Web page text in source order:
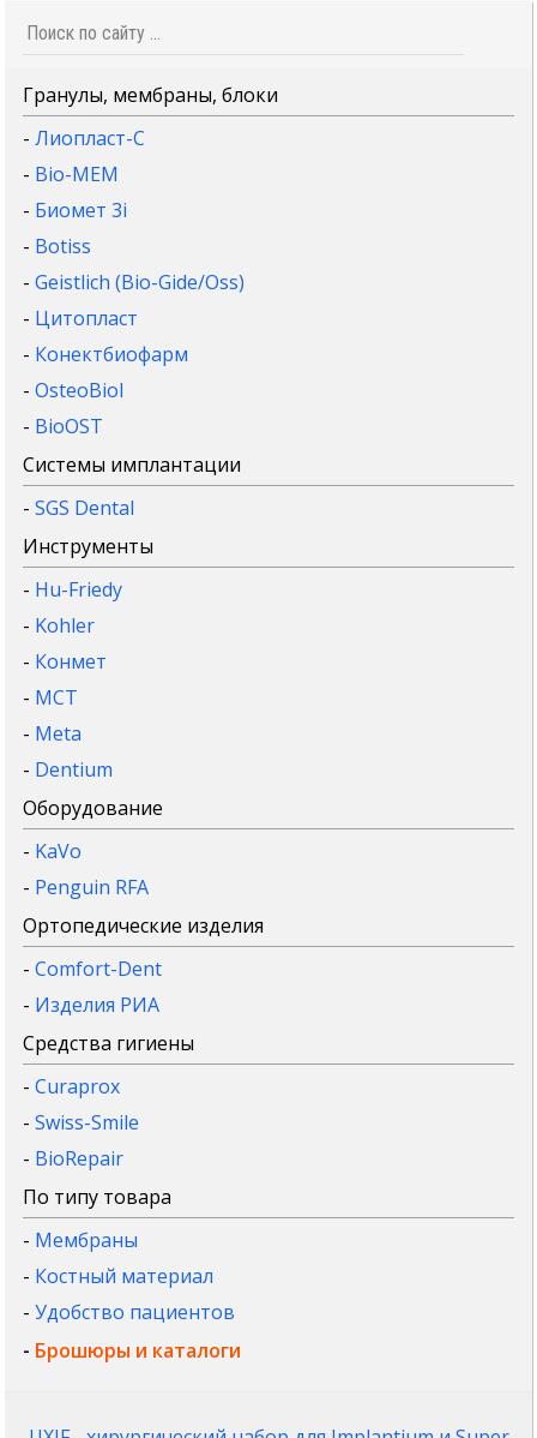
Гранулы, мембраны, блоки
-Лиопласт-С
- Bio-MEM
- Биомет 3i
- Botiss
-Geistlich (Bio-Gide/Oss)
- Цитопласт
- Конектбиофарм
-OsteoBiol
- BioOST
Системы имплантации
-SGS Dental
Инструменты
- Hu-Friedy
- Kohler
- Конмет
- MCT
- Meta
- Dentium
Оборудование
- KaVo
- Penguin RFA
Ортопедические изделия
-Comfort-Dent
- Изделия РИА
Средства гигиены
-Curaprox
-Swiss-Smile
- BioRepair
По типу товара
- Мембраны
- Костный материал
-Удобство пациентов
- Брошюры и каталоги